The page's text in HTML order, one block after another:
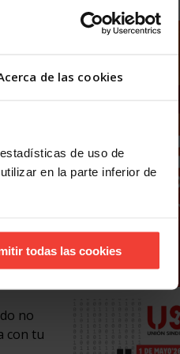
de las cookies
de uso de
en la parte inferior de
todas las cookies
tu
o
cita
no
con tu